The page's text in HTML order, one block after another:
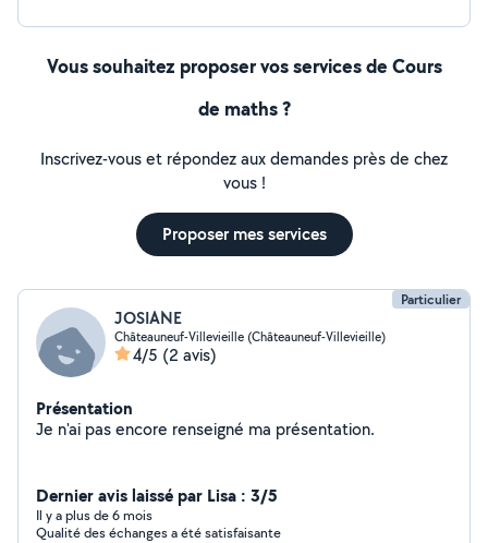
Vous souhaitez proposer vos services de Cours
de maths ?
Inscrivez-vous et répondez aux demandes près de chez
vous !
Proposer mes services
Particulier
JOSIANE
Châteauneuf-Villevieille (Châteauneuf-Villevieille)
4/5 (2 avis)
Présentation
Je n'ai pas encore renseigné ma présentation.
Dernier avis laissé par Lisa : 3/5
Il y a plus de 6 mois
Qualité des échanges a été satisfaisante